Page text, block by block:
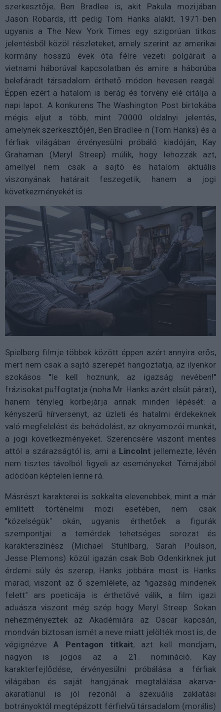
szerkesztője, Ben Bradlee is, akit Pakula mozijában
Jason Robards, itt pedig Tom Hanks alakít. 1971-ben
ugyanis a The New York Times egy szigorúan titkos
jelentésből közöl részleteket, amely szerint az amerikai
kormány hosszú évek óta félre vezeti polgárait a
vietnami háborúval kapcsolatban és amire a háborúba
belefáradt társadalom érthető módon hevesen reagál.
Éppen ezért a hatalom is berág és törvény elé citálja a
napi lapot. A konkurens The Washington Post birtokába
mégis eljut a több, mint 70000 oldalnyi jelentés,
amelynek szerkesztőjén, Ben Bradlee-n (Tom Hanks) és a
férfiak világában érvényesülni próbáló kiadóján, Kay
Grahaman (Meryl Streep) múlik, hogy lehozzák azt,
amellyel nem csak a sajtó és hatalom aktuális
viszonyának határait feszegetik, hanem a jogi
következményekét is.
Spielberg filmje többek között éppen azért annyira erős,
mert nem csak a sajtó szerepét hangoztatja, az ilyenkor
szokásos "le kell hoznunk, az igazság nevében!"
frázisokat puffogtatja (noha Mr. Hanks azért elsüt párat),
hanem tényleg körbejárja annak minden lépését: a
kényszerű hírversenyt, az üzleti és hatalmi érdekeknek
való megfelelést és behódolást, az oknyomozói munkát,
a jogi következményeket. Szerencsére viszont mentes
attól a szárazságtól is, ami a Lincolnt jellemezte, lévén
nem tisztes távolból figyeli az eseményeket. Témájából
adódóan képtelen lenne rá.
Másrészt karakterei is sokkalta elevenebbek, mint a már
említett történelmi mozi esetében, nem csak
"közelségük" okán, ugyanis érthetőek a figurák
szempontjai: a temérdek tehetséges sorozat és
karakterszínész (Michael Stuhlbarg, Sarah Poulson,
Jesse Plemons) közül igazán csak Bob Odenkirknek jut
érdemi súly és szerep, Hanks jobbára most is Hanks
marad, viszont az ő szemlélete, az "igazság mindenek
felett" ars poeticája is érthetővé válik, a film igazi
aduásza viszont még szép hogy Meryl Streep. Sokan
nehezményeztek az Akadémiára az Oscar kapcsán,
mondván biztosan ismét a neve miatt jelölték most is, de
végignézveA Pentagon titkait, azt kell mondjam,
nagyon is jogos az a 21. nomináció. Kay
karakterfejlődése, érvényesülni próbálása a férfiak
világában és saját hangjának megtalálása akarva-
akaratlanul is jól rezonál a szexuális zaklatási
botrányoktól megtépázott férfielvű társadalom (morális)